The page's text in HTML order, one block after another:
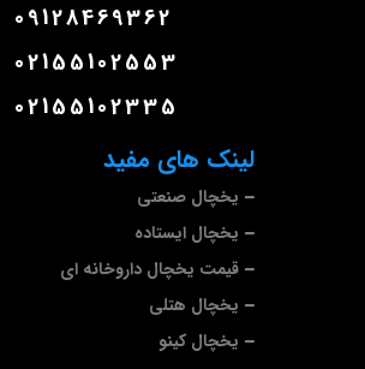
لینک های مفید
یخچال صنعتی
یخچال ایستاده
قیمت یخچال داروخانه ای
یخچال هتلی
یخچال کینو
09128469362
02155102553
02155102335